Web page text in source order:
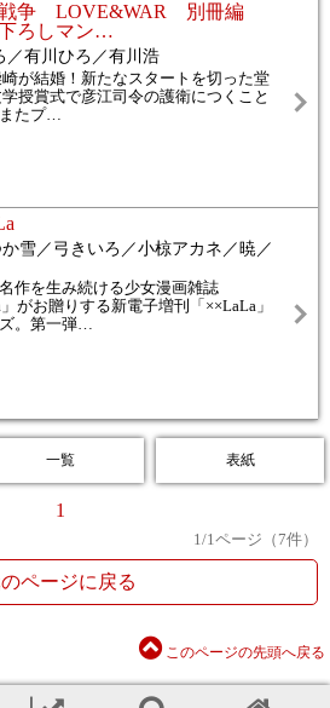
戦争 LOVE&WAR 別冊編
ろしマン…
／有川ひろ／有川浩
が結婚！新たなスタートを切った堂
授賞式で彦江司令の護衛につくこと
たプ…
雪／弓きいろ／小椋アカネ／暁／
作を生み続ける少女漫画雑誌
」がお贈りする新電子増刊「××LaLa」
。第一弾…
一覧 表紙
1
1/1ページ（ 7件）
ページに戻る
このページの先頭へ戻る